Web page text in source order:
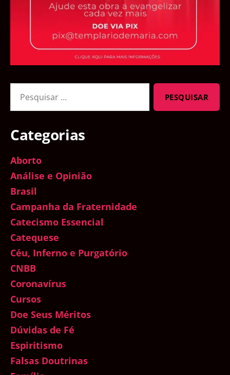
por:
Categorias
Aborto
Análise e Opinião
Brasil
Campanha da Fraternidade
Catecismo Essencial
Catequese
Céu, Inferno e Purgatório
CNBB
Coronavírus
Cursos
Doe Seus Méritos
Dúvidas de Fé
Espiritismo
Falsas Doutrinas